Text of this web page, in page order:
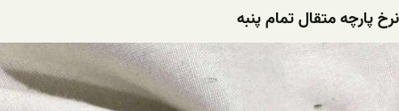
نرخ پارچه متقال تمام پنبه